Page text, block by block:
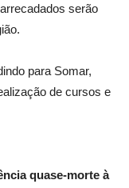
serão
para Somar,
de cursos e
quase-morte à